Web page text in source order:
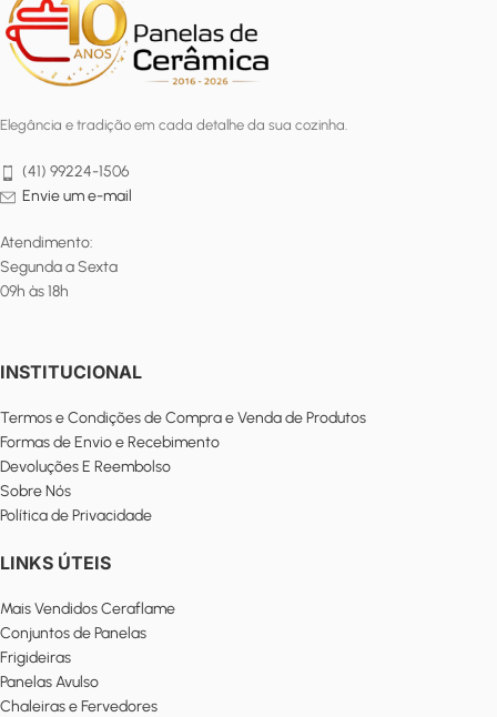
Elegância e tradição em cada detalhe da sua cozinha.
(41) 99224-1506
Envie um e-mail
Atendimento:
Segunda a Sexta
09h às 18h
INSTITUCIONAL
Termos e Condições de Compra e Venda de Produtos
Formas de Envio e Recebimento
Devoluções E Reembolso
Sobre Nós
Política de Privacidade
LINKS ÚTEIS
Mais Vendidos Ceraflame
Conjuntos de Panelas
Frigideiras
Panelas Avulso
Chaleiras e Fervedores